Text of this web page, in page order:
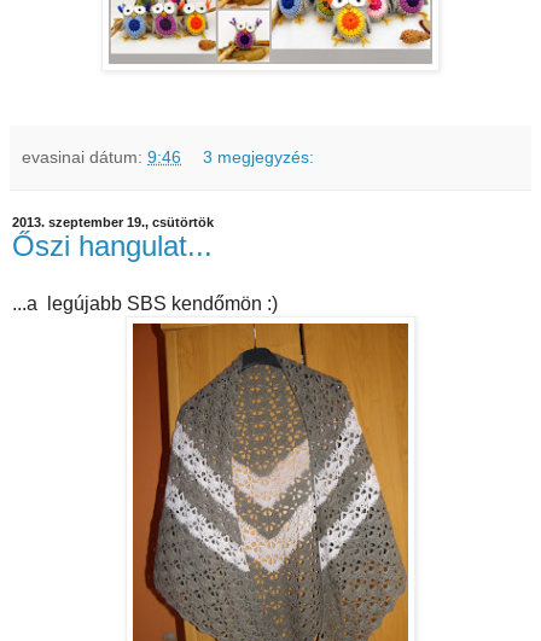
evasinai dátum: 9:46 3 megjegyzés:
2013. szeptember 19., csütörtök
Őszi hangulat...
...a legújabb SBS kendőmön :)